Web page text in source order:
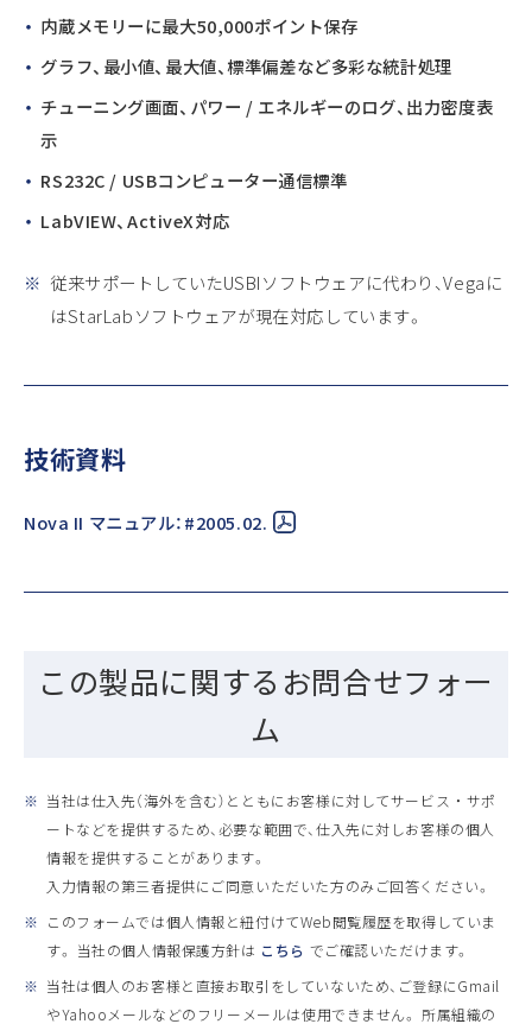
内蔵メモリーに最大50,000ポイント保存
グラフ、最小値、最大値、標準偏差など多彩な統計処理
チューニング画面、パワー / エネルギーのログ、出力密度表
示
RS232C / USBコンピューター通信標準
LabVIEW、ActiveX対応
※ 従来サポートしていたUSBIソフトウェアに代わり、Vegaに
はStarLabソフトウェアが現在対応しています。
技術資料
Nova II マニュアル：#2005.02.
この製品に関するお問合せフォー
ム
※ 当社は仕入先（海外を含む）とともにお客様に対してサービス ・ サポ
ートなどを提供するため、必要な範囲で、仕入先に対しお客様の個人
情報を提供することがあります。
入力情報の第三者提供にご同意いただいた方のみご回答ください。
※ このフォームでは個人情報と紐付けてWeb閲覧履歴を取得していま
す。 当社の個人情報保護方針は こちら でご確認いただけます。
※ 当社は個人のお客様と直接お取引をしていないため、ご登録にGmail
やYahooメールなどのフリーメールは使用できません。 所属組織の